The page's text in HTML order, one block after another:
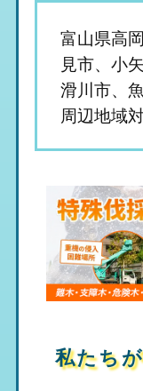
富山県高
見市、小
滑川市、
周辺地域
私たち